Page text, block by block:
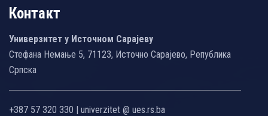
Контакт
Универзитет у Источном Сарајеву
Стефана Немање 5, 71123, Источно Сарајево, Република
Српска
+387 57 320 330 | univerzitet @ ues.rs.ba